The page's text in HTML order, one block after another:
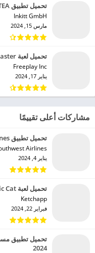
تحميل تطبيق GALATEA مهكر للاندرويد 2024
Inkitt GmbH‏
مارس 15, 2024
تحميل لعبة Ride Master مهكرة للاندرويد 2024
Freeplay Inc‏
يناير 17, 2024
مشاركات أعلى تقييمًا
تحميل تطبيق Southwest Airlines مهكر للاندرويد 2024
Airlines‏
يناير 4, 2024
تحميل لعبة Divineko Magic Cat مهكرة للاندرويد 2024
Ketchapp‏
فبراير 22, 2024
تحميل تطبيق
2024